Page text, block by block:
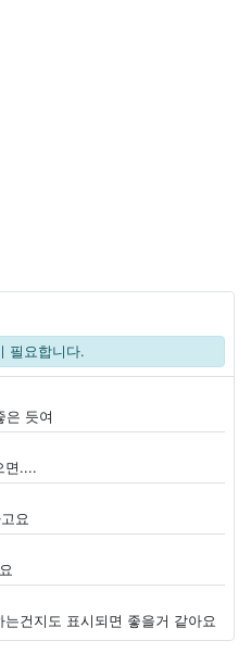
필요합니다.
은 듯여
면....
요
건지도 표시되면 좋을거 같아요